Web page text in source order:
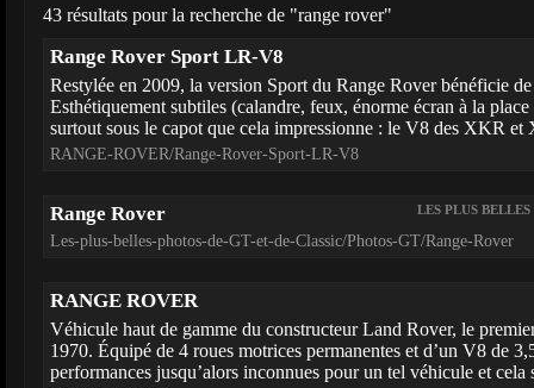
43 résultats pour la recherche de "range rover"
Range Rover Sport LR-V8
Restylée en 2009, la version Sport du Range Rover bénéficie
Esthétiquement subtiles (calandre, feux, énorme écran à la
surtout sous le capot que cela impressionne : le V8 des XKR et
RANGE-ROVER/Range-Rover-Sport-LR-V8
LES PLUS
Range Rover
Les-plus-belles-photos-de-GT-et-de-Classic/Photos-GT/Range-Rover
RANGE ROVER
Véhicule haut de gamme du constructeur Land Rover, le
1970. Équipé de 4 roues motrices permanentes et d’un V8 de
performances jusqu’alors inconnues pour un tel véhicule et cela